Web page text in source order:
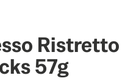
Ristretto
57g